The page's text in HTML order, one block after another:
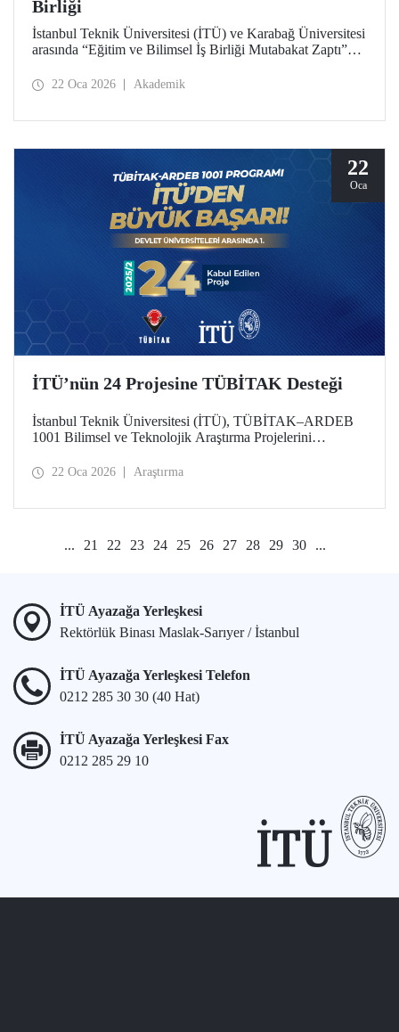
Birliği
İstanbul Teknik Üniversitesi (İTÜ) ve Karabağ Üniversitesi
arasında “Eğitim ve Bilimsel İş Birliği Mutabakat Zaptı”
bilimsel çalışmalara, bilgi ve materyal paylaşımından çift
yükseköğretimde iş birliğini derinleştirmek ve bağları
22 Oca 2026 Akademik
22
Oca
İTÜ’nün 24 Projesine TÜBİTAK Desteği
İstanbul Teknik Üniversitesi (İTÜ), TÜBİTAK–ARDEB
1001 Bilimsel ve Teknolojik Araştırma Projelerini
değerlendirme sonuçlarına göre 24 projesiyle
22 Oca 2026 Araştırma
... 21 22 23 24 25 26 27 28 29 30 ...
İTÜ Ayazağa Yerleşkesi
Rektörlük Binası Maslak-Sarıyer / İstanbul
İTÜ Ayazağa Yerleşkesi Telefon
0212 285 30 30 (40 Hat)
İTÜ Ayazağa Yerleşkesi Fax
0212 285 29 10